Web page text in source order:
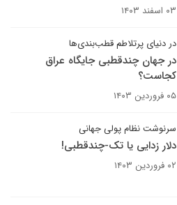
۰۳ اسفند ۱۴۰۳
در دنیای پرتلاطم قطب‌بندی‌ها
در جهان چندقطبی جایگاه عراق
کجاست؟
۰۵ فروردین ۱۴۰۳
سرنوشت نظام پولی جهانی
دلار زدایی یا تک-چندقطبی!
۰۲ فروردین ۱۴۰۳